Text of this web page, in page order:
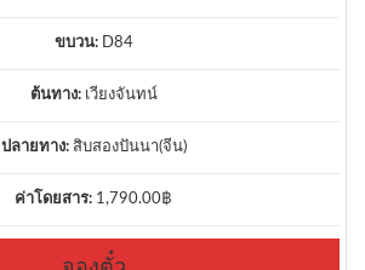
ขบวน: D84
ต้นทาง: เวียงจันทน์
ปลายทาง: สิบสองปันนา(จีน)
ค่าโดยสาร: 1,790.00฿